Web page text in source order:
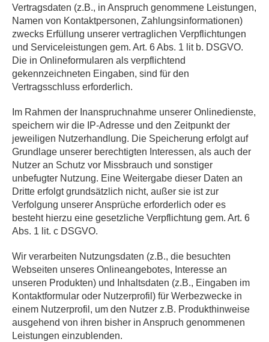
Vertragsdaten (z.B., in Anspruch genommene Leistungen,
Namen von Kontaktpersonen, Zahlungsinformationen)
zwecks Erfüllung unserer vertraglichen Verpflichtungen
und Serviceleistungen gem. Art. 6 Abs. 1 lit b. DSGVO.
Die in Onlineformularen als verpflichtend
gekennzeichneten Eingaben, sind für den
Vertragsschluss erforderlich.
Im Rahmen der Inanspruchnahme unserer Onlinedienste,
speichern wir die IP-Adresse und den Zeitpunkt der
jeweiligen Nutzerhandlung. Die Speicherung erfolgt auf
Grundlage unserer berechtigten Interessen, als auch der
Nutzer an Schutz vor Missbrauch und sonstiger
unbefugter Nutzung. Eine Weitergabe dieser Daten an
Dritte erfolgt grundsätzlich nicht, außer sie ist zur
Verfolgung unserer Ansprüche erforderlich oder es
besteht hierzu eine gesetzliche Verpflichtung gem. Art. 6
Abs. 1 lit. c DSGVO.
Wir verarbeiten Nutzungsdaten (z.B., die besuchten
Webseiten unseres Onlineangebotes, Interesse an
unseren Produkten) und Inhaltsdaten (z.B., Eingaben im
Kontaktformular oder Nutzerprofil) für Werbezwecke in
einem Nutzerprofil, um den Nutzer z.B. Produkthinweise
ausgehend von ihren bisher in Anspruch genommenen
Leistungen einzublenden.